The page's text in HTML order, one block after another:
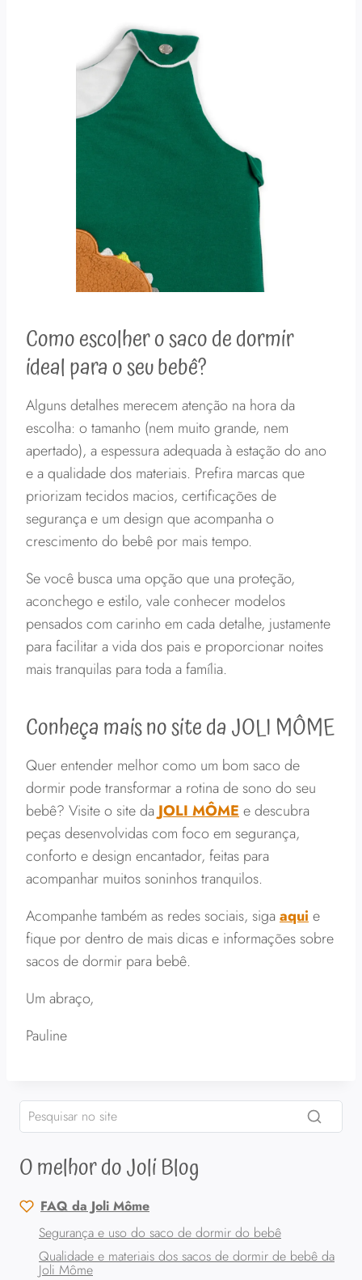
Como escolher o saco de dormir
ideal para o seu bebê?
Alguns detalhes merecem atenção na hora da
escolha: o tamanho (nem muito grande, nem
apertado), a espessura adequada à estação do ano
e a qualidade dos materiais. Prefira marcas que
priorizam tecidos macios, certificações de
segurança e um design que acompanha o
crescimento do bebê por mais tempo.
Se você busca uma opção que una proteção,
aconchego e estilo, vale conhecer modelos
pensados com carinho em cada detalhe, justamente
para facilitar a vida dos pais e proporcionar noites
mais tranquilas para toda a família.
Conheça mais no site da JOLI MÔME
Quer entender melhor como um bom saco de
dormir pode transformar a rotina de sono do seu
bebê? Visite o site da JOLI MÔME e descubra
peças desenvolvidas com foco em segurança,
conforto e design encantador, feitas para
acompanhar muitos soninhos tranquilos.
Acompanhe também as redes sociais, sigaaqui e
fique por dentro de mais dicas e informações sobre
sacos de dormir para bebê.
Um abraço,
Pauline
O melhor do Joli Blog
FAQ da Joli Môme
Segurança e uso do saco de dormir do bebê
Qualidade e materiais dos sacos de dormir de bebê da
Joli Môme